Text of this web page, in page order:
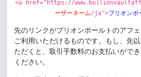
<a href="https://
ーザーネーム/ja">ブリオンボ
先のリンクがブリオンボールトのアフ
ご利用いただけるものです。もし、先
ただくと、取引手数料のお支払いがで
ください。